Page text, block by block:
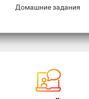
Домашние задания